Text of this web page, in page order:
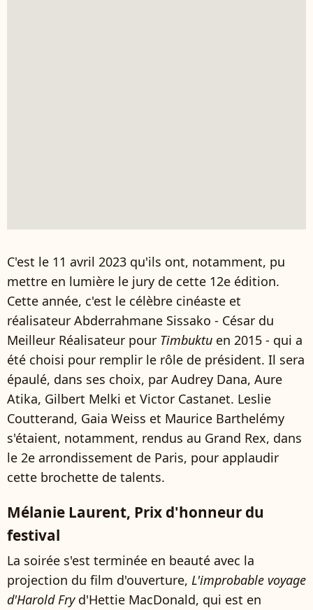
C'est le 11 avril 2023 qu'ils ont, notamment, pu
mettre en lumière le jury de cette 12e édition.
Cette année, c'est le célèbre cinéaste et
réalisateur Abderrahmane Sissako - César du
Meilleur Réalisateur pour Timbuktu en 2015 - qui a
été choisi pour remplir le rôle de président. Il sera
épaulé, dans ses choix, par Audrey Dana, Aure
Atika, Gilbert Melki et Victor Castanet. Leslie
Coutterand, Gaia Weiss et Maurice Barthelémy
s'étaient, notamment, rendus au Grand Rex, dans
le 2e arrondissement de Paris, pour applaudir
cette brochette de talents.
Mélanie Laurent, Prix d'honneur du
festival
La soirée s'est terminée en beauté avec la
projection du film d'ouverture, L'improbable voyage
d'Harold Fryd'Hettie MacDonald, qui est en